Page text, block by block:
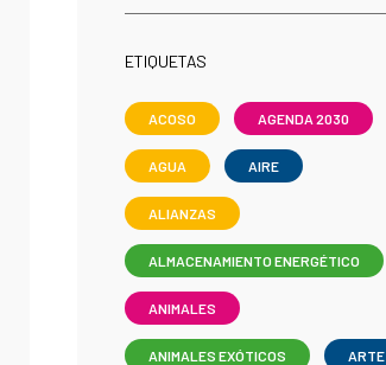
ETIQUETAS
ACOSO AGENDA 2030
AGUA AIRE
ALIANZAS
ALMACENAMIENTO ENERGÉTICO
ANIMALES
ANIMALES EXÓTICOS ARTE